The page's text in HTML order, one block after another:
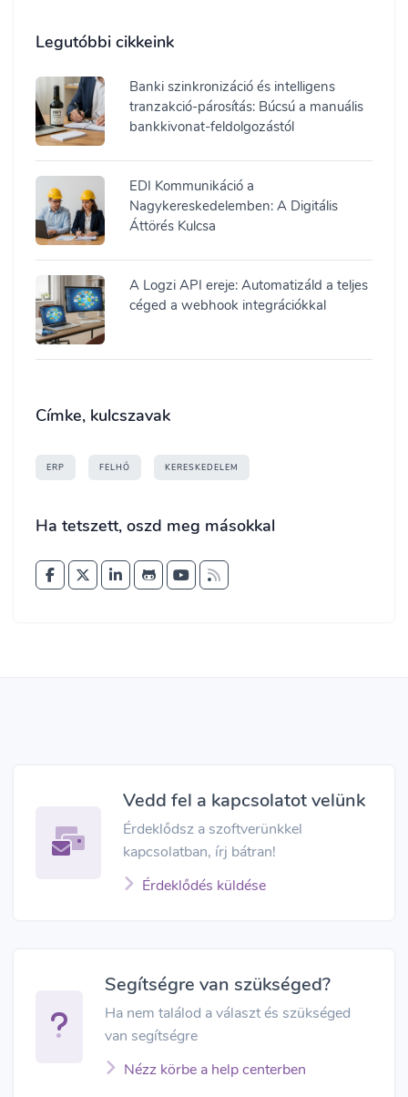
Legutóbbi cikkeink
Banki szinkronizáció és intelligens
tranzakció-párosítás: Búcsú a manuális
bankkivonat-feldolgozástól
EDI Kommunikáció a
Nagykereskedelemben: A Digitális
Áttörés Kulcsa
A Logzi API ereje: Automatizáld a teljes
céged a webhook integrációkkal
Címke, kulcszavak
ERP FELHŐ KERESKEDELEM
Ha tetszett, oszd meg másokkal
Vedd fel a kapcsolatot velünk
Érdeklődsz a szoftverünkkel
kapcsolatban, írj bátran!
Érdeklődés küldése
Segítségre van szükséged?
Ha nem találod a választ és szükséged
van segítségre
Nézz körbe a help centerben